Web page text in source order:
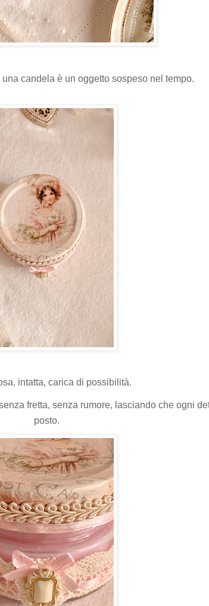
candela è un oggetto sospeso nel tempo.
intatta, carica di possibilità.
fretta, senza rumore, lasciando che ogni
posto.